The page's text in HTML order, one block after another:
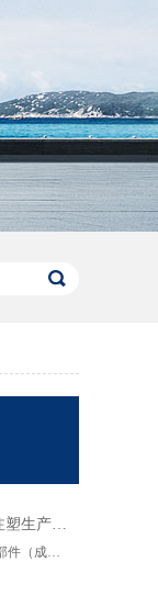
博世大型注塑生产线VOC净化工程圆满结束
由博世汽车部件（成都）有限公司委托颐思达设计、制造、安装的大型注塑生产线废气净化工程项目于近日全部竣工，试运行效果显示，运行结果完全符合设计要求。